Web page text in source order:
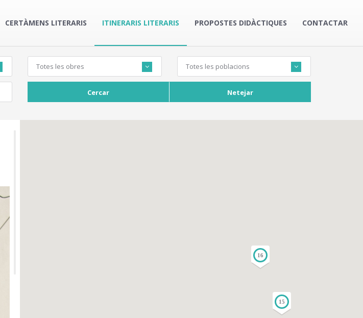
CERTÀMENS LITERARIS ITINERARIS LITERARIS PROPOSTES DIDÀCTIQUES CONTACTAR
Totes les obres Totes les poblacions
Cercar Netejar
15
16